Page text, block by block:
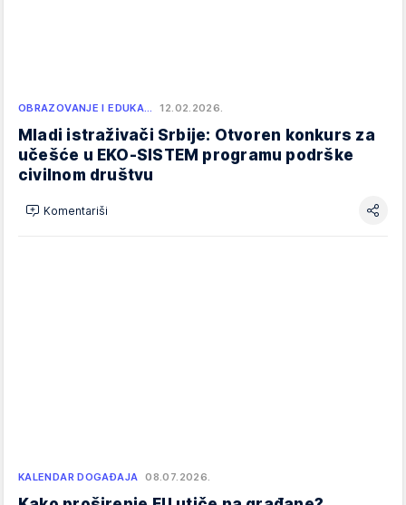
OBRAZOVANJE I EDUKA… 12.02.2026.
Mladi istraživači Srbije: Otvoren konkurs za
učešće u EKO-SISTEM programu podrške
civilnom društvu
Komentariši
KALENDAR DOGAĐAJA 08.07.2026.